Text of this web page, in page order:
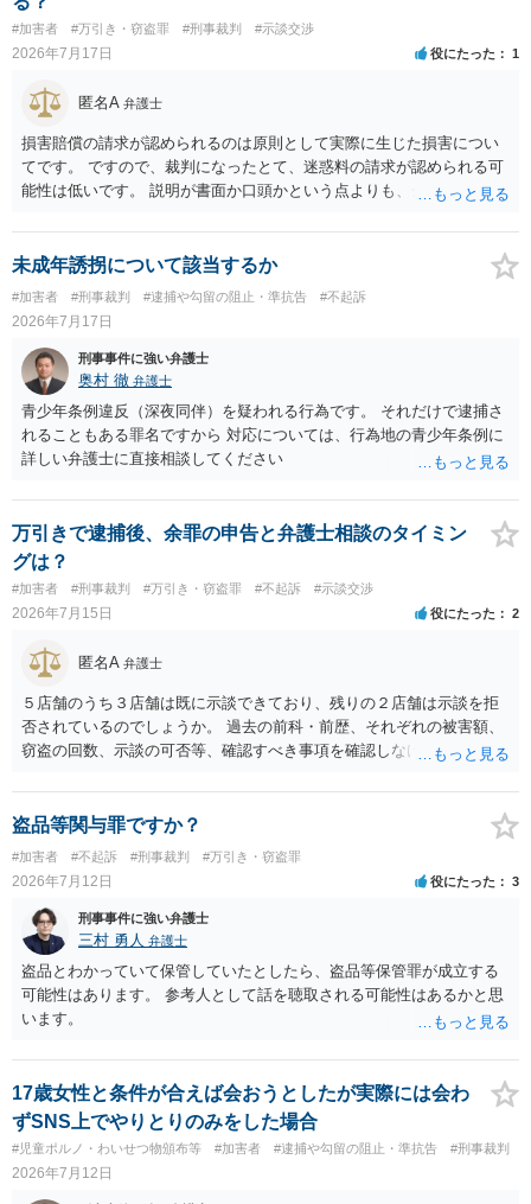
#加害者 #万引き・窃盗罪 #刑事裁判 #示談交渉
2026年7月17日 役にたった 1
匿名A 弁護士
損害賠償の請求が認められるのは原則として実際に生じた損害につい
てです。 ですので、裁判になったとて、迷惑料の請求が認められる可
能性は低いです。 説明が書面か口頭かという点よりも、金銭を支払う
も書面を作らなかった場合、支払ったとしても、受け取っていないと
言われてしまうことや追加で支払いを求められることがあります。
未成年誘拐について該当するか
#加害者 #刑事裁判 #逮捕や勾留の阻止・準抗告 #不起訴
2026年7月17日
刑事事件に強い弁護士
奥村 徹 弁護士
青少年条例違反（深夜同伴）を疑われる行為です。 それだけで逮捕さ
れることもある罪名ですから 対応については、行為地の青少年条例に
詳しい弁護士に直接相談してください
万引きで逮捕後、余罪の申告と弁護士相談のタイミン
グは？
#加害者 #刑事裁判 #万引き・窃盗罪 #不起訴 #示談交渉
2026年7月15日 役にたった 2
匿名A 弁護士
５店舗のうち３店舗は既に示談できており、残りの２店舗は示談を拒
否されているのでしょうか。 過去の前科・前歴、それぞれの被害額、
窃盗の回数、示談の可否等、確認すべき事項を確認しなければ刑罰の
いいと思います。
盗品等関与罪ですか？
#加害者 #不起訴 #刑事裁判 #万引き・窃盗罪
2026年7月12日 役にたった 3
刑事事件に強い弁護士
三村 勇人 弁護士
盗品とわかっていて保管していたとしたら、盗品等保管罪が成立する
可能性はあります。 参考人として話を聴取される可能性はあるかと思
います。
17歳女性と条件が合えば会おうとしたが実際には会わ
ずSNS上でやりとりのみをした場合
#児童ポルノ・わいせつ物頒布等 #加害者 #逮捕や勾留の阻止・準抗告 #刑事裁判
2026年7月12日